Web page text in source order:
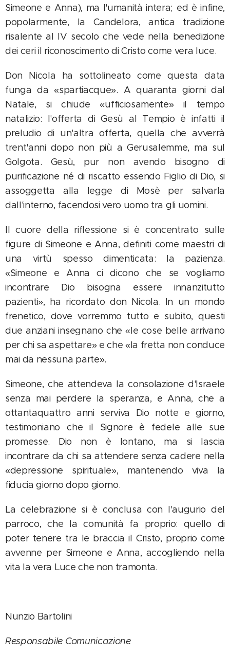
Simeone e Anna), ma l'umanità intera; ed è infine,
popolarmente, la Candelora, antica tradizione
risalente al IV secolo che vede nella benedizione
dei ceri il riconoscimento di Cristo come vera luce.
Don Nicola ha sottolineato come questa data
funga da «spartiacque». A quaranta giorni dal
Natale, si chiude «ufficiosamente» il tempo
natalizio: l'offerta di Gesù al Tempio è infatti il
preludio di un'altra offerta, quella che avverrà
trent'anni dopo non più a Gerusalemme, ma sul
Golgota. Gesù, pur non avendo bisogno di
purificazione né di riscatto essendo Figlio di Dio, si
assoggetta alla legge di Mosè per salvarla
dall'interno, facendosi vero uomo tra gli uomini.
Il cuore della riflessione si è concentrato sulle
figure di Simeone e Anna, definiti come maestri di
una virtù spesso dimenticata: la pazienza.
«Simeone e Anna ci dicono che se vogliamo
incontrare Dio bisogna essere innanzitutto
pazienti», ha ricordato don Nicola. In un mondo
frenetico, dove vorremmo tutto e subito, questi
due anziani insegnano che «le cose belle arrivano
per chi sa aspettare» e che «la fretta non conduce
mai da nessuna parte».
Simeone, che attendeva la consolazione d'Israele
senza mai perdere la speranza, e Anna, che a
ottantaquattro anni serviva Dio notte e giorno,
testimoniano che il Signore è fedele alle sue
promesse. Dio non è lontano, ma si lascia
incontrare da chi sa attendere senza cadere nella
«depressione spirituale», mantenendo viva la
fiducia giorno dopo giorno.
La celebrazione si è conclusa con l'augurio del
parroco, che la comunità fa proprio: quello di
poter tenere tra le braccia il Cristo, proprio come
avvenne per Simeone e Anna, accogliendo nella
vita la vera Luce che non tramonta.
Nunzio Bartolini
Responsabile Comunicazione